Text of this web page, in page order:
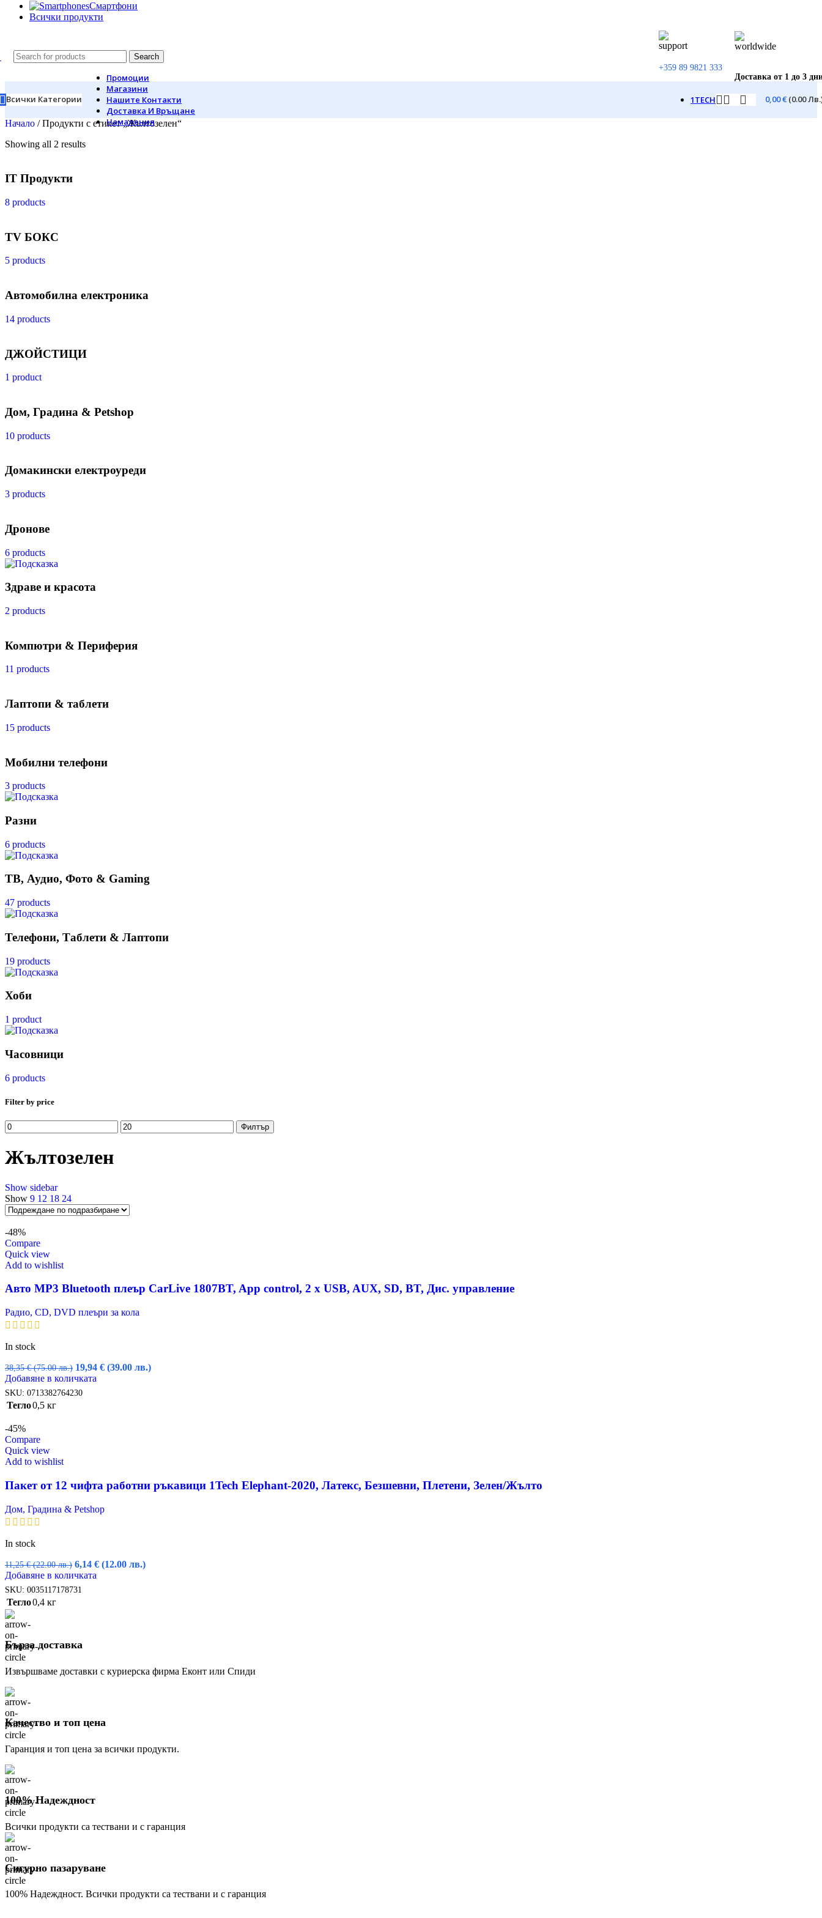
Смартфони
Всички продукти
Search
+359 89 9821 333
Доставка от 1 до 3
Всички Категории
Промоции
Магазини
Нашите Контакти
Доставка И Връщане
Намаления
1TECH 0,00€ (0.00
Начало / Продукти с етикет „Жълтозелен“
Showing all 2 results
IT Продукти
8 products
TV БОКС
5 products
Автомобилна електроника
14 products
ДЖОЙСТИЦИ
1 product
Дом, Градина & Petshop
10 products
Домакински електроуреди
3 products
Дронове
6 products
Здраве и красота
2 products
Компютри & Периферия
11 products
Лаптопи & таблети
15 products
Мобилни телефони
3 products
Разни
6 products
ТВ, Аудио, Фото & Gaming
47 products
Телефони, Таблети & Лаптопи
19 products
Хоби
1 product
Часовници
6 products
Filter by price
Минимална
цена
Максимална
цена
Филтър
Жълтозелен
Show sidebar
Show 9 12 18 24
-48%
Compare
Quick view
Add to wishlist
Авто MP3 Bluetooth плеър CarLive 1807BT, App control, 2 x USB, AUX, SD, BT, Дис. управление
Радио, CD, DVD плеъри за кола
In stock
38,35€ (75.00 лв.) Original
price
was:
19,94 € (39.00 лв.)Текущата
Добавяне в количката
SKU: 0713382764230
Тегло0,5 кг
-45%
Compare
Quick view
Add to wishlist
Пакет от 12 чифта работни ръкавици 1Tech Elephant-2020, Латекс, Безшевни, Плетени, Зелен/Жълто
Дом, Градина & Petshop
In stock
11,25€ (22.00 лв.) Original
price
was:
6,14 € (12.00 лв.)Текущата
Добавяне в количката
SKU: 0035117178731
Тегло0,4 кг
Бърза доставка
Извършваме доставки с куриерска фирма Еконт или Спиди
Качество и топ цена
Гаранция и топ цена за всички продукти.
100% Надеждност
Всички продукти са тествани и с гаранция
Сигурно пазаруване
100% Надеждност. Всички продукти са тествани и с гаранция